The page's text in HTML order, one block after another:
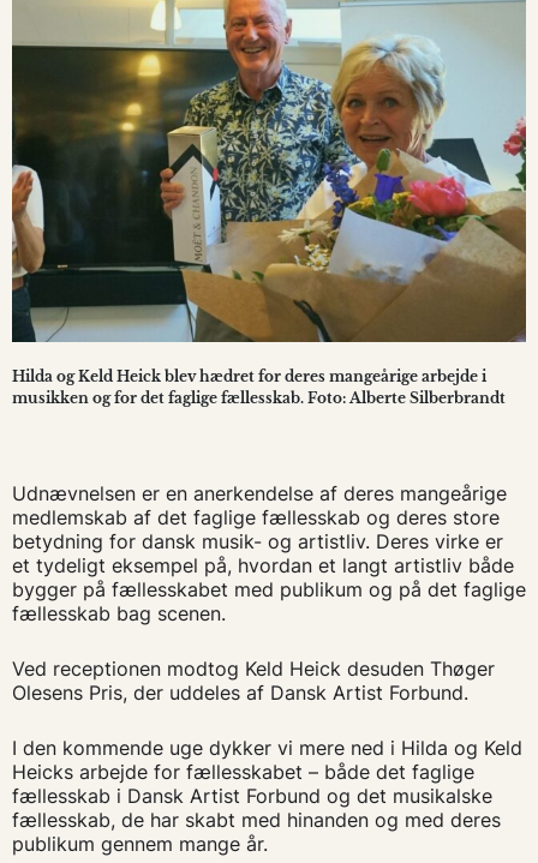
Hilda og Keld Heick blev hædret for deres mangeårige arbejde i
musikken og for det faglige fællesskab. Foto: Alberte Silberbrandt
Udnævnelsen er en anerkendelse af deres mangeårige
medlemskab af det faglige fællesskab og deres store
betydning for dansk musik- og artistliv. Deres virke er
et tydeligt eksempel på, hvordan et langt artistliv både
bygger på fællesskabet med publikum og på det faglige
fællesskab bag scenen.
Ved receptionen modtog Keld Heick desuden Thøger
Olesens Pris, der uddeles af Dansk Artist Forbund.
I den kommende uge dykker vi mere ned i Hilda og Keld
Heicks arbejde for fællesskabet – både det faglige
fællesskab i Dansk Artist Forbund og det musikalske
fællesskab, de har skabt med hinanden og med deres
publikum gennem mange år.